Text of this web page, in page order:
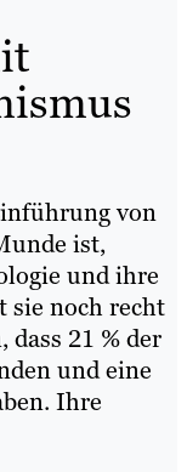
von
ist,
und ihre
sie noch recht
21 % der
und eine
Ihre